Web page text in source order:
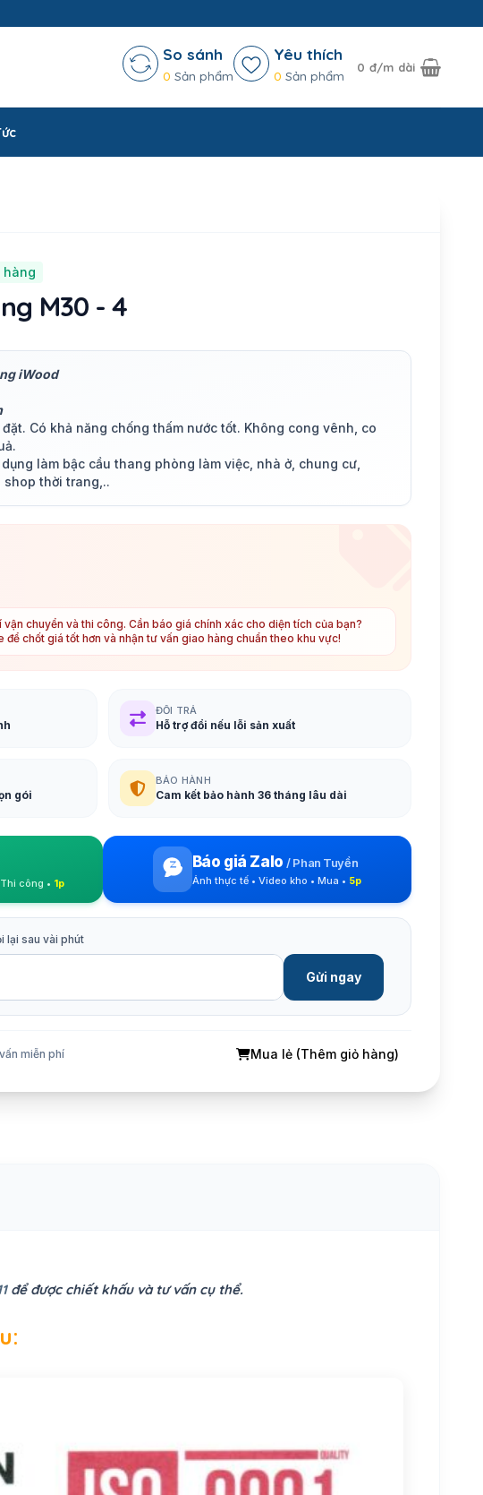
So sánh
0 Sản phẩm
Yêu thích
0 Sản phẩm
0 đ/m dài
hàng
M30 - 4
iWood
Có khả năng chống thấm nước tốt. Không cong vênh, co
làm bậc cầu thang phòng làm việc, nhà ở, chung cư,
shop thời trang,..
chuyển và thi công. Cần báo giá chính xác cho diện tích của bạn?
chốt giá tốt hơn và nhận tư vấn giao hàng chuẩn theo khu vực!
ĐỔI TRẢ
Hỗ trợ đổi nếu lỗi sản xuất
gói
BẢO HÀNH
Cam kết bảo hành 36 tháng lâu dài
công • 1p
Báo giá Zalo /Phan Tuyền
Ảnh thực tế • Video kho • Mua • 5p
lại sau vài phút
Gửi ngay
miễn phí Mua lẻ (Thêm giỏ hàng)
để được chiết khấu và tư vấn cụ thể.